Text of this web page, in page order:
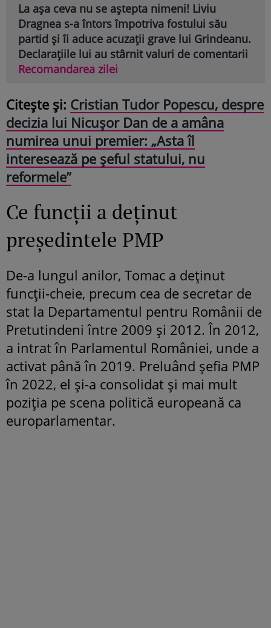
La așa ceva nu se aștepta nimeni! Liviu
Dragnea s-a întors împotriva fostului său
partid și îi aduce acuzații grave lui Grindeanu.
Declarațiile lui au stârnit valuri de comentarii
Recomandarea zilei
Citește și: Cristian Tudor Popescu, despre
decizia lui Nicușor Dan de a amâna
numirea unui premier: „Asta îl
interesează pe șeful statului, nu
reformele”
Ce funcții a deținut
președintele PMP
De-a lungul anilor, Tomac a deținut
funcții-cheie, precum cea de secretar de
stat la Departamentul pentru Românii de
Pretutindeni între 2009 și 2012. În 2012,
a intrat în Parlamentul României, unde a
activat până în 2019. Preluând șefia PMP
în 2022, el și-a consolidat și mai mult
poziția pe scena politică europeană ca
europarlamentar.